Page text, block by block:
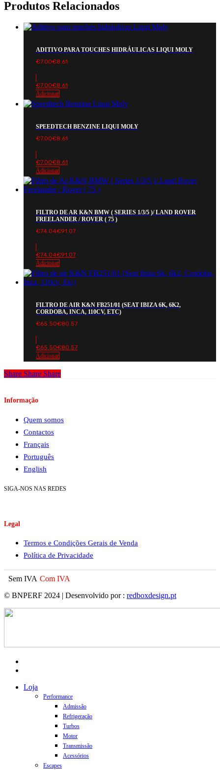
Produtos Relacionados
ADITIVO PARA TOUCHES HIDRÁULICAS LIQUI MOLY
€7.00€8.61
€7.00€8.61
Adicionar
SPEEDTECH BENZINE LIQUI MOLY
€7.00€8.61
€7.00€8.61
Adicionar
FILTRO DE AR K&N BMW ( SERIES 1/3/5 )/ LAND ROVER
FREELANDER / ROVER ( 75 )
€74.04€91.07
€74.04€91.07
Adicionar
FILTRO DE AIR K&N FB251/01 (SEAT IBIZA 6K, 6K2,
CORDOBA, INCA, 110CV, ETC)
€65.50€80.57
€65.50€80.57
Adicionar
Share Share Share
Informação
Quem somos
Contactos
Français
Português
English
SIGA-NOS NAS REDES
Legal
Termos e Condições Gerais de Venda
Política de Privacidade
Sem IVA Com IVA
© BNPERF 2024 | Desenvolvido por : redboxdesign.pt
Close
Loja
Performance
Admissão
Refrigeração
Turbos
Motor
Transmissão
Acessórios
Escapes